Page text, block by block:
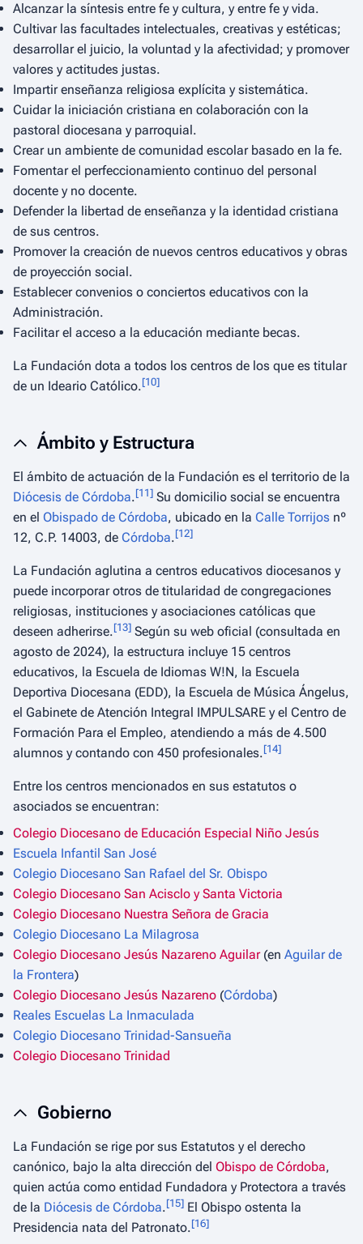
Alcanzar la síntesis entre fe y cultura, y entre fe y vida.
Cultivar las facultades intelectuales, creativas y estéticas;
desarrollar el juicio, la voluntad y la afectividad; y promover
valores y actitudes justas.
Impartir enseñanza religiosa explícita y sistemática.
Cuidar la iniciación cristiana en colaboración con la
pastoral diocesana y parroquial.
Crear un ambiente de comunidad escolar basado en la fe.
Fomentar el perfeccionamiento continuo del personal
docente y no docente.
Defender la libertad de enseñanza y la identidad cristiana
de sus centros.
Promover la creación de nuevos centros educativos y obras
de proyección social.
Establecer convenios o conciertos educativos con la
Administración.
Facilitar el acceso a la educación mediante becas.
La Fundación dota a todos los centros de los que es titular
de un Ideario Católico.[10]
Ámbito y Estructura
El ámbito de actuación de la Fundación es el territorio de la
Diócesis de Córdoba.[11] Su domicilio social se encuentra
en el Obispado de Córdoba, ubicado en la Calle Torrijos nº
12, C.P. 14003, de Córdoba.[12]
La Fundación aglutina a centros educativos diocesanos y
puede incorporar otros de titularidad de congregaciones
religiosas, instituciones y asociaciones católicas que
deseen adherirse.[13] Según su web oficial (consultada en
agosto de 2024), la estructura incluye 15 centros
educativos, la Escuela de Idiomas W!N, la Escuela
Deportiva Diocesana (EDD), la Escuela de Música Ángelus,
el Gabinete de Atención Integral IMPULSARE y el Centro de
Formación Para el Empleo, atendiendo a más de 4.500
alumnos y contando con 450 profesionales.[14]
Entre los centros mencionados en sus estatutos o
asociados se encuentran:
Colegio Diocesano de Educación Especial Niño Jesús
Escuela Infantil San José
Colegio Diocesano San Rafael del Sr. Obispo
Colegio Diocesano San Acisclo y Santa Victoria
Colegio Diocesano Nuestra Señora de Gracia
Colegio Diocesano La Milagrosa
Colegio Diocesano Jesús Nazareno Aguilar(en Aguilar de
la Frontera)
Colegio Diocesano Jesús Nazareno (Córdoba)
Reales Escuelas La Inmaculada
Colegio Diocesano Trinidad-Sansueña
Colegio Diocesano Trinidad
Gobierno
La Fundación se rige por sus Estatutos y el derecho
canónico, bajo la alta dirección del Obispo de Córdoba,
quien actúa como entidad Fundadora y Protectora a través
de la Diócesis de Córdoba.[15] El Obispo ostenta la
Presidencia nata del Patronato.[16]